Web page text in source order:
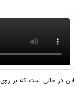
این در حالی است که بر